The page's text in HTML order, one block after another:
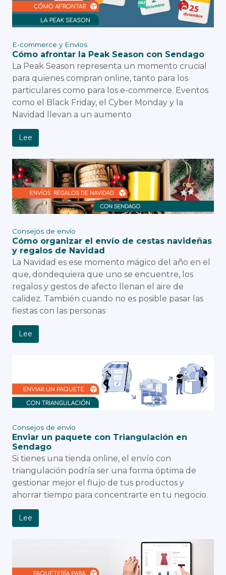
E-commerce y Envíos
Cómo afrontar la Peak Season con Sendago
La Peak Season representa un momento crucial
para quienes compran online, tanto para los
particulares como para los e-commerce. Eventos
como el Black Friday, el Cyber Monday y la
Navidad llevan a un aumento
Lee
Consejos de envío
Cómo organizar el envío de cestas navideñas
y regalos de Navidad
La Navidad es ese momento mágico del año en el
que, dondequiera que uno se encuentre, los
regalos y gestos de afecto llenan el aire de
calidez. También cuando no es posible pasar las
fiestas con las personas
Lee
Consejos de envío
Enviar un paquete con Triangulación en
Sendago
Si tienes una tienda online, el envío con
triangulación podría ser una forma óptima de
gestionar mejor el flujo de tus productos y
ahorrar tiempo para concentrarte en tu negocio.
Lee